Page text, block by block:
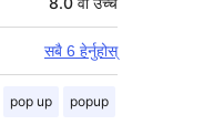
सबै 6 हेर्नुहोस्
pop up popup